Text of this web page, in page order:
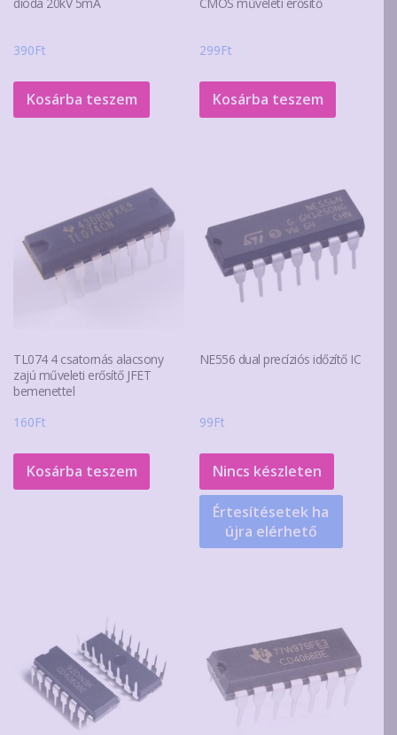
390Ft
Kosárba teszem
299Ft
Kosárba teszem
TL074 4 csatornás alacsony
zajú műveleti erősítő JFET
bemenettel
160Ft
Kosárba teszem
NE556 dual precíziós időzítő IC
99Ft
Nincs készleten
Értesítésetek ha
újra elérhető